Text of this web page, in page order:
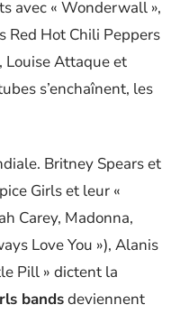
avec « Wonderwall »,
Red Hot Chili Peppers
Louise Attaque et
s’enchaînent, les
Britney Spears et
Girls et leur «
Carey, Madonna,
Love You »), Alanis
Pill » dictent la
bandsdeviennent